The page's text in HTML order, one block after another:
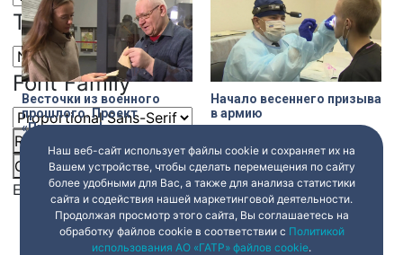
Text Edge Style
Font Family
Reset
Close Modal Dialog
End of dialog window.
Олдманом «Медленные
лошади»
Весточки из военного
прошлого. Проект
«Письма на фронт»
стартовал в Музее
обороны и блокады
Ленинграда
1 апреля 202204:45
Начало весеннего призыва
в армию
1 апреля 202204:45
Наш веб-сайт использует файлы cookie и сохраняет их на
Вашем устройстве, чтобы сделать перемещения по сайту
более удобными для Вас, а также для анализа статистики
сайта и содействия нашей маркетинговой деятельности.
Продолжая просмотр этого сайта, Вы соглашаетесь на
обработку файлов cookie в соответствии с Политикой
использования АО «ГАТР» файлов cookie.